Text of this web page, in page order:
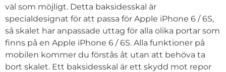
väl som möjligt. Detta baksidesskal är
specialdesignat för att passa för Apple iPhone 6 / 6S,
så skalet har anpassade uttag för alla olika portar som
finns på en Apple iPhone 6 / 6S. Alla funktioner på
mobilen kommer du förstås åt utan att behöva ta
bort skalet. Ett baksidesskal är ett skydd mot repor